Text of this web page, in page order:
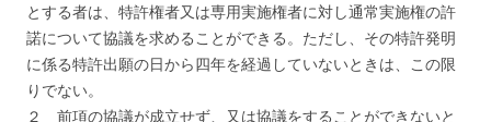
とする者は、特許権者又は専用実施権者に対し通常実施権の許
諾について協議を求めることができる。ただし、その特許発明
に係る特許出願の日から四年を経過していないときは、この限
りでない。
２ 前項の協議が成立せず、又は協議をすることができないと